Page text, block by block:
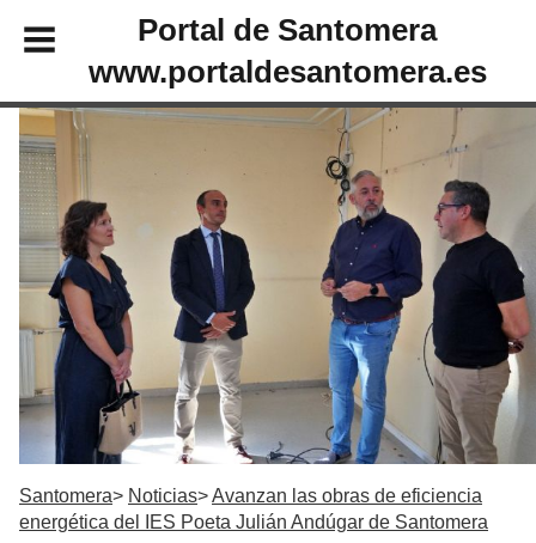
Portal de Santomera
www.portaldesantomera.es
Santomera Noticias
Avanzan las obras de eficiencia
energética del IES Poeta Julián Andúgar de Santomera